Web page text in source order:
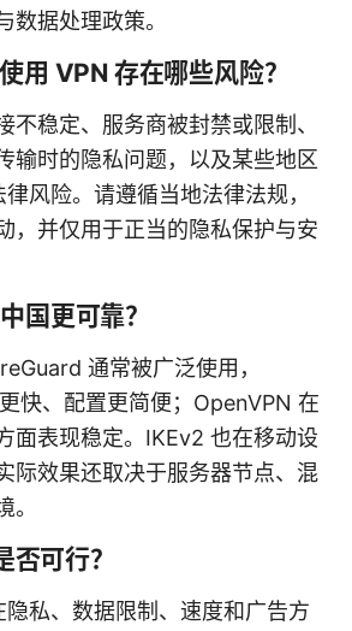
数据处理政策。
用 VPN 存在哪些风险？
不稳定、服务商被封禁或限制、
输时的隐私问题，以及某些地区
风险。请遵循当地法律法规，
，并仅用于正当的隐私保护与安
国更可靠？
通常被广泛使用，
快、配置更简便；OpenVPN 在
面表现稳定。IKEv2 也在移动设
际效果还取决于服务器节点、混
。
可行？
私、数据限制、速度和广告方